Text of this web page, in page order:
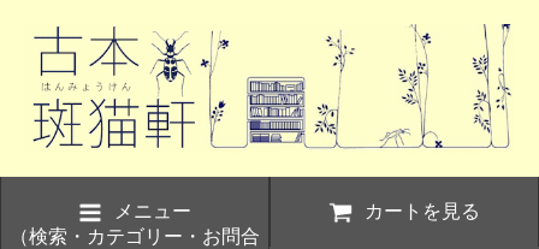
メニュー
（検索・カテゴリー・お問合
カートを見る